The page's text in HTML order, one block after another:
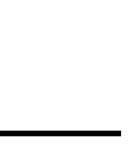
เลยทีเดียว